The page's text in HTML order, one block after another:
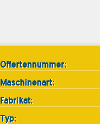
Offertennummer:
Maschinenart:
Fabrikat:
Typ: